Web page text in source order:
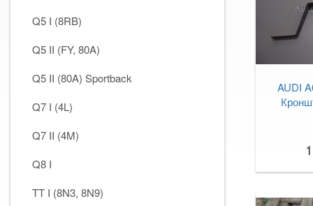
Q5 I (8RB)
Q5 II (FY, 80A)
Q5 II (80A) Sportback
Q7 I (4L)
Q7 II (4M)
Q8 I
TT I (8N3, 8N9)
AUDI